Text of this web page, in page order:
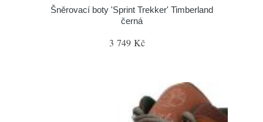
Šněrovací boty 'Sprint Trekker' Timberland
černá
3 749 Kč